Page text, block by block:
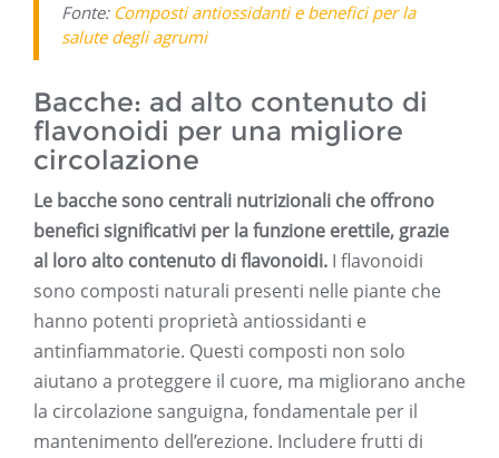
Fonte: Composti antiossidanti e benefici per la
salute degli agrumi
Bacche: ad alto contenuto di
flavonoidi per una migliore
circolazione
Le bacche sono centrali nutrizionali che offrono
benefici significativi per la funzione erettile, grazie
al loro alto contenuto di flavonoidi. I flavonoidi
sono composti naturali presenti nelle piante che
hanno potenti proprietà antiossidanti e
antinfiammatorie. Questi composti non solo
aiutano a proteggere il cuore, ma migliorano anche
la circolazione sanguigna, fondamentale per il
mantenimento dell’erezione. Includere frutti di